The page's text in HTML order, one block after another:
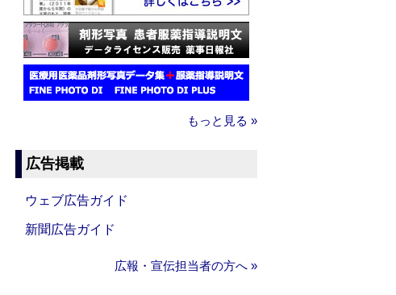
もっと見る »
広告掲載
ウェブ広告ガイド
新聞広告ガイド
広報・宣伝担当者の方へ »